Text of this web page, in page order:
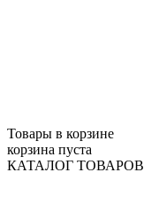
Товары в корзине
корзина пуста
КАТАЛОГ ТОВАРОВ